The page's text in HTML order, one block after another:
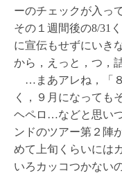
ーのチェックが入っ
その１週間後の8/31
に宣伝もせずにいき
から，えっと，つ，
…まあアレね，「８
く，９月になっても
ヘペロ…などと思い
ンドのツアー第２陣
めて上旬くらいには
いろカッコつかない